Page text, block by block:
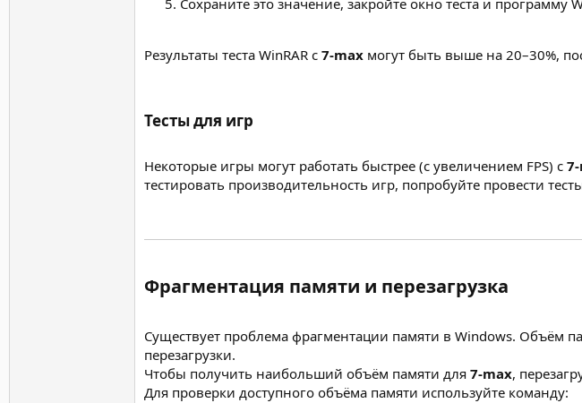
Сохраните это значение, закройте окно теста и программу
Результаты теста WinRAR с 7-max могут быть выше на 20–30%,
Тесты для игр​
Некоторые игры могут работать быстрее (с увеличением FPS) с
тестировать производительность игр, попробуйте провести
Фрагментация памяти и перезагрузка​
Существует проблема фрагментации памяти в Windows. Объём
перезагрузки.
Чтобы получить наибольший объём памяти для 7-max,
Для проверки доступного объёма памяти используйте команду: